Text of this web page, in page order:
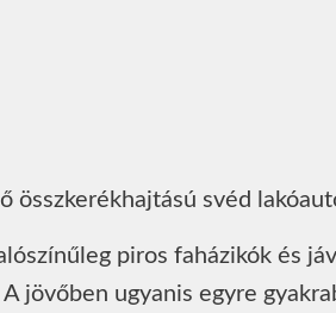
piros faházikók és
jövőben ugyanis egyre